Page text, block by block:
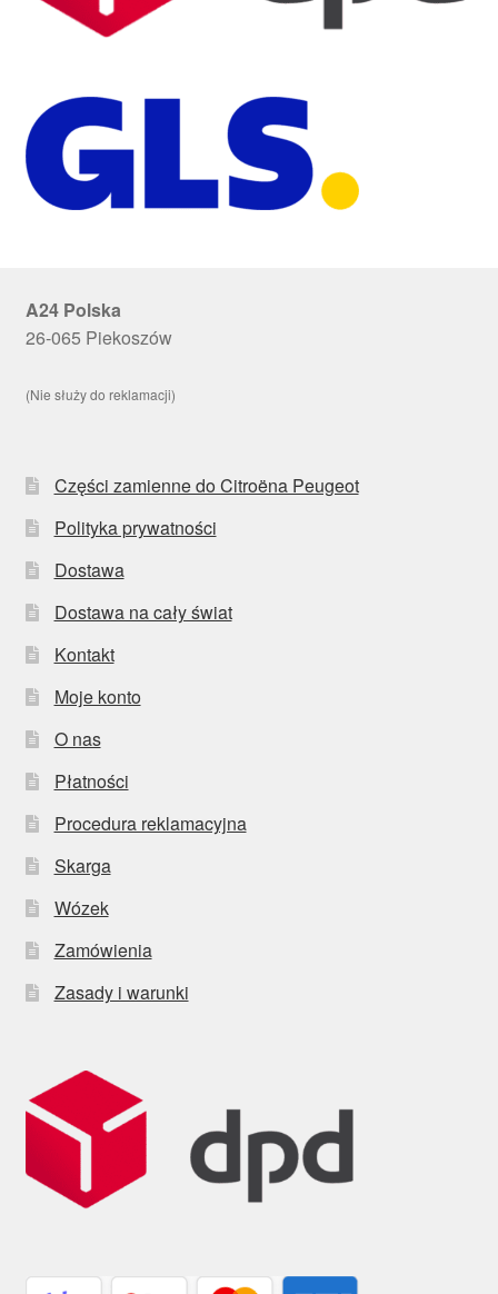
A24 Polska
26-065 Piekoszów
(Nie służy do reklamacji)
Części zamienne do Citroëna Peugeot
Polityka prywatności
Dostawa
Dostawa na cały świat
Kontakt
Moje konto
O nas
Płatności
Procedura reklamacyjna
Skarga
Wózek
Zamówienia
Zasady i warunki